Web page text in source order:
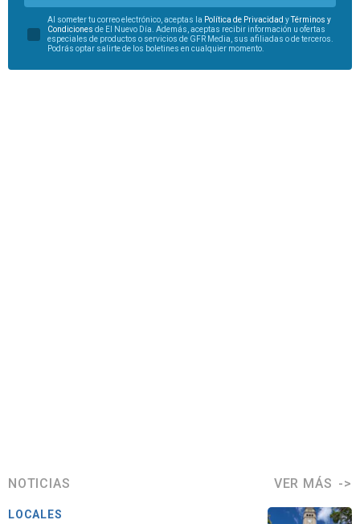
Al someter tu correo electrónico, aceptas la Política de Privacidad yTérminos y
Condiciones de El Nuevo Día. Además, aceptas recibir información u ofertas
especiales de productos o servicios de GFR Media, sus afiliadas o de terceros.
Podrás optar salirte de los boletines en cualquier momento.
NOTICIAS VER MÁS
LOCALES